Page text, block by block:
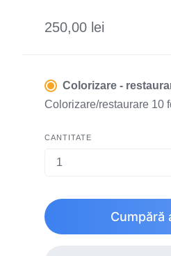
250,00 lei
Colorizare -
Colorizare/restaurare 10
CANTITATE
Cumpără